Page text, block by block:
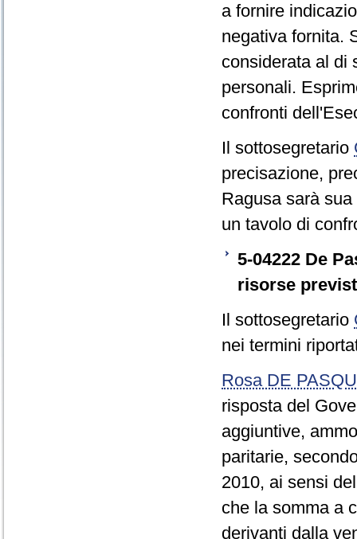
a fornire
negativa fornita.
considerata al di
personali.
confronti
Il sottosegretario
precisazione,
Ragusa sarà
un tavolo di
5-04222 De
risorse
Il sottosegretario
nei termini
Rosa DE
risposta del
aggiuntive,
paritarie,
2010, ai sensi
che la somma a
derivanti dalla